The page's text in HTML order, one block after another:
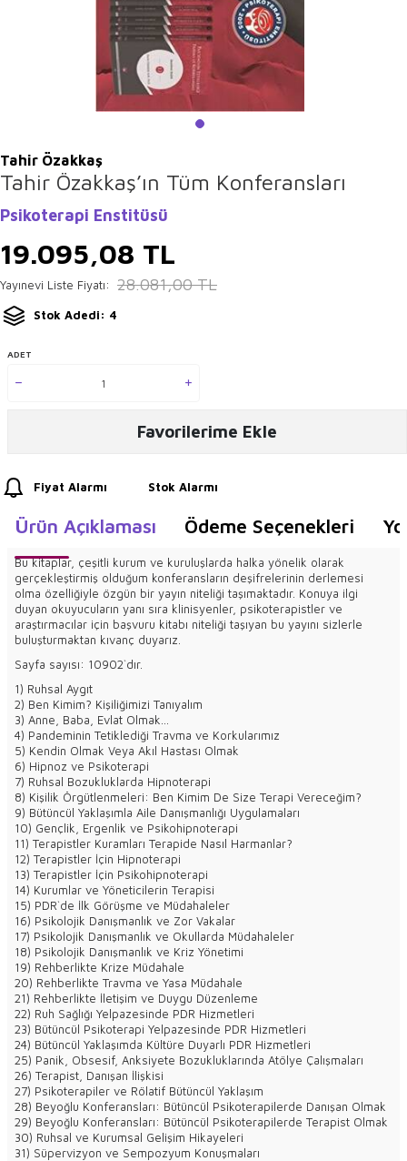
Tahir Özakkaş
Tahir Özakkaş’ın Tüm Konferansları
Psikoterapi Enstitüsü
19.095,08 TL
Yayınevi Liste Fiyatı: 28.081,00TL
Stok Adedi: 4
ADET
Favorilerime Ekle
Fiyat Alarmı Stok Alarmı
Ürün Açıklaması Ödeme Seçenekleri
Bu kitaplar, çeşitli kurum ve kuruluşlarda halka yönelik olarak
gerçekleştirmiş olduğum konferansların deşifrelerinin derlemesi
olma özelliğiyle özgün bir yayın niteliği taşımaktadır. Konuya ilgi
duyan okuyucuların yanı sıra klinisyenler, psikoterapistler ve
araştırmacılar için başvuru kitabı niteliği taşıyan bu yayını sizlerle
buluşturmaktan kıvanç duyarız.
Sayfa sayısı: 10902`dır.
1) Ruhsal Aygıt
2) Ben Kimim? Kişiliğimizi Tanıyalım
3) Anne, Baba, Evlat Olmak…
4) Pandeminin Tetiklediği Travma ve Korkularımız
5) Kendin Olmak Veya Akıl Hastası Olmak
6) Hipnoz ve Psikoterapi
7) Ruhsal Bozukluklarda Hipnoterapi
8) Kişilik Örgütlenmeleri: Ben Kimim De Size Terapi Vereceğim?
9) Bütüncül Yaklaşımla Aile Danışmanlığı Uygulamaları
10) Gençlik, Ergenlik ve Psikohipnoterapi
11) Terapistler Kuramları Terapide Nasıl Harmanlar?
12) Terapistler İçin Hipnoterapi
13) Terapistler İçin Psikohipnoterapi
14) Kurumlar ve Yöneticilerin Terapisi
15) PDR`de İlk Görüşme ve Müdahaleler
16) Psikolojik Danışmanlık ve Zor Vakalar
17) Psikolojik Danışmanlık ve Okullarda Müdahaleler
18) Psikolojik Danışmanlık ve Kriz Yönetimi
19) Rehberlikte Krize Müdahale
20) Rehberlikte Travma ve Yasa Müdahale
21) Rehberlikte İletişim ve Duygu Düzenleme
22) Ruh Sağlığı Yelpazesinde PDR Hizmetleri
23) Bütüncül Psikoterapi Yelpazesinde PDR Hizmetleri
24) Bütüncül Yaklaşımda Kültüre Duyarlı PDR Hizmetleri
25) Panik, Obsesif, Anksiyete Bozukluklarında Atölye Çalışmaları
26) Terapist, Danışan İlişkisi
27) Psikoterapiler ve Rölatif Bütüncül Yaklaşım
28) Beyoğlu Konferansları: Bütüncül Psikoterapilerde Danışan Olmak
29) Beyoğlu Konferansları: Bütüncül Psikoterapilerde Terapist Olmak
30) Ruhsal ve Kurumsal Gelişim Hikayeleri
31) Süpervizyon ve Sempozyum Konuşmaları